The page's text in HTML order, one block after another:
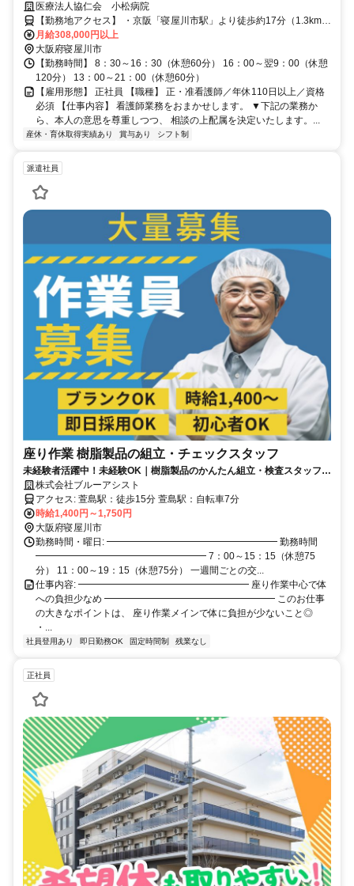
さんも多く安心♪
医療法人協仁会 小松病院
【勤務地アクセス】 ・京阪「寝屋川市駅」より徒歩約17分（1.3km）
・JR「寝屋川公園駅」より自転車で約13分（3.3km）
月給308,000円以上
大阪府寝屋川市
【勤務時間】 8：30～16：30（休憩60分） 16：00～翌9：00（休憩
120分） 13：00～21：00（休憩60分）
【雇用形態】 正社員 【職種】 正・准看護師／年休110日以上／資格
必須 【仕事内容】 看護師業務をおまかせします。 ▼下記の業務か
ら、本人の意思を尊重しつつ、 相談の上配属を決定いたします。...
産休・育休取得実績あり 賞与あり シフト制
派遣社員
座り作業 樹脂製品の組立・チェックスタッフ
未経験者活躍中！未経験OK｜樹脂製品のかんたん組立・検査スタッフ
（軽作業）
株式会社ブルーアシスト
アクセス: 萱島駅：徒歩15分 萱島駅：自転車7分
時給1,400円～1,750円
大阪府寝屋川市
勤務時間・曜日: ━━━━━━━━━━━━━━━━━━ 勤務時間
━━━━━━━━━━━━━━━━━━ 7：00～15：15（休憩75
分） 11：00～19：15（休憩75分） 一週間ごとの交...
仕事内容: ━━━━━━━━━━━━━━━━━━ 座り作業中心で体
への負担少なめ ━━━━━━━━━━━━━━━━━━ このお仕事
の大きなポイントは、 座り作業メインで体に負担が少ないこと◎
・...
社員登用あり 即日勤務OK 固定時間制 残業なし
正社員